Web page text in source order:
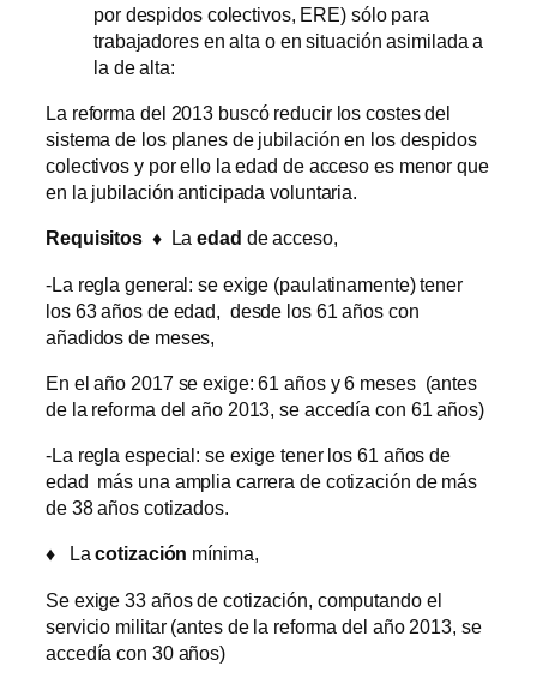
por despidos colectivos, ERE) sólo para
trabajadores en alta o en situación asimilada a
la de alta:
La reforma del 2013 buscó reducir los costes del
sistema de los planes de jubilación en los despidos
colectivos y por ello la edad de acceso es menor que
en la jubilación anticipada voluntaria.
Requisitos ♦ Laedad de acceso,
-La regla general: se exige (paulatinamente) tener
los 63 años de edad, desde los 61 años con
añadidos de meses,
En el año 2017 se exige: 61 años y 6 meses (antes
de la reforma del año 2013, se accedía con 61 años)
-La regla especial: se exige tener los 61 años de
edad más una amplia carrera de cotización de más
de 38 años cotizados.
♦Lacotización mínima,
Se exige 33 años de cotización, computando el
servicio militar (antes de la reforma del año 2013, se
accedía con 30 años)